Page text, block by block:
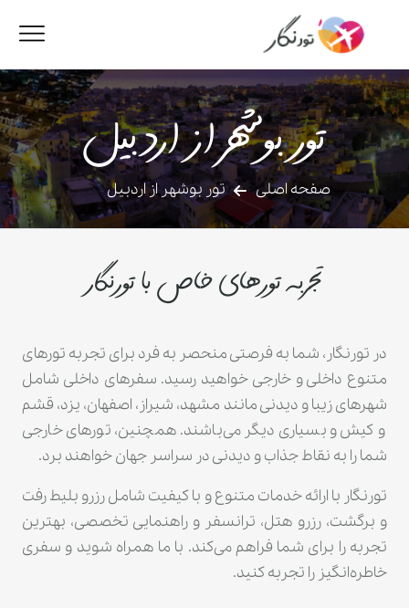
تور بوشهر از اردبیل
صفحه اصلی تور بوشهر از اردبیل
تجربه تورهای خاص با تورنگار
در تورنگار، شما به فرصتی منحصر به فرد برای تجربه تورهای
متنوع داخلی و خارجی خواهید رسید. سفرهای داخلی شامل
شهرهای زیبا و دیدنی مانند مشهد، شیراز، اصفهان، یزد، قشم
و کیش و بسیاری دیگر می‌باشند. همچنین، تورهای خارجی
شما را به نقاط جذاب و دیدنی در سراسر جهان خواهند برد.
تورنگار با ارائه خدمات متنوع و با کیفیت شامل رزرو بلیط رفت
و برگشت، رزرو هتل، ترانسفر و راهنمایی تخصصی، بهترین
تجربه را برای شما فراهم می‌کند. با ما همراه شوید و سفری
خاطره‌انگیز را تجربه کنید.